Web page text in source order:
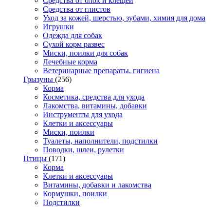
Средства от глистов
Уход за кожей, шерстью, зубами, химия для дома
Игрушки
Одежда для собак
Сухой корм развес
Миски, поилки для собак
Лечебные корма
Ветеринарные препараты, гигиена
Грызуны (256)
Корма
Косметика, средства для ухода
Лакомства, витамины, добавки
Инструменты для ухода
Клетки и аксессуары
Миски, поилки
Туалеты, наполнители, подстилки
Поводки, шлеи, рулетки
Птицы (171)
Корма
Клетки и аксессуары
Витамины, добавки и лакомства
Кормушки, поилки
Подстилки